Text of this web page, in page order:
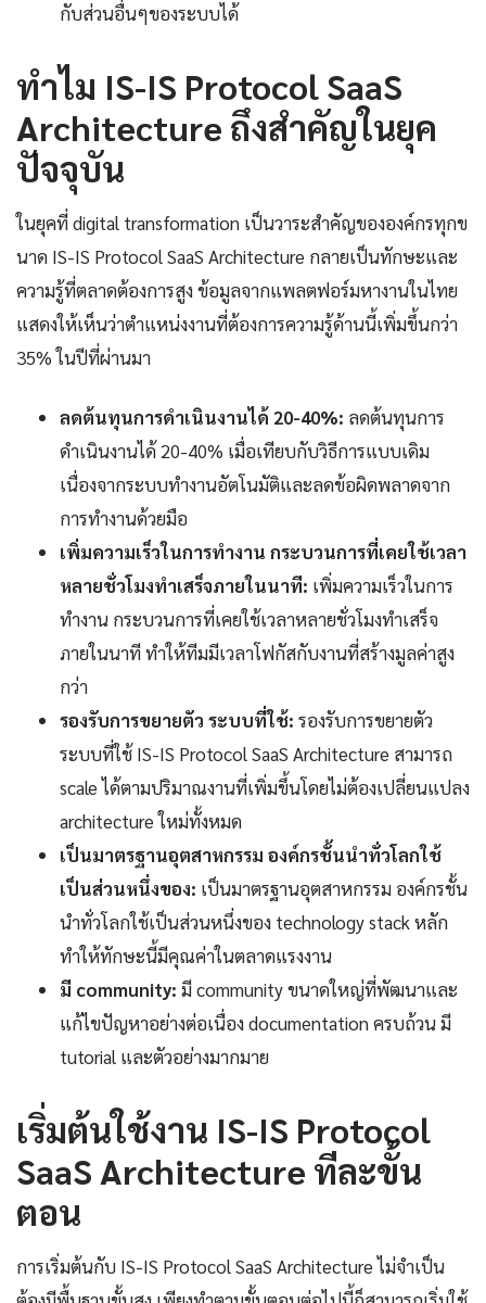
กับส่วนอื่นๆของระบบได้
ทำไม IS-IS Protocol SaaS
Architecture ถึงสำคัญในยุค
ปัจจุบัน
ในยุคที่ digital transformation เป็นวาระสำคัญขององค์กรทุกข
นาด IS-IS Protocol SaaS Architecture กลายเป็นทักษะและ
ความรู้ที่ตลาดต้องการสูง ข้อมูลจากแพลตฟอร์มหางานในไทย
แสดงให้เห็นว่าตำแหน่งงานที่ต้องการความรู้ด้านนี้เพิ่มขึ้นกว่า
35% ในปีที่ผ่านมา
ลดต้นทุนการดำเนินงานได้ 20-40%: ลดต้นทุนการ
ดำเนินงานได้ 20-40% เมื่อเทียบกับวิธีการแบบเดิม
เนื่องจากระบบทำงานอัตโนมัติและลดข้อผิดพลาดจาก
การทำงานด้วยมือ
เพิ่มความเร็วในการทำงาน กระบวนการที่เคยใช้เวลา
หลายชั่วโมงทำเสร็จภายในนาที: เพิ่มความเร็วในการ
ทำงาน กระบวนการที่เคยใช้เวลาหลายชั่วโมงทำเสร็จ
ภายในนาที ทำให้ทีมมีเวลาโฟกัสกับงานที่สร้างมูลค่าสูง
กว่า
รองรับการขยายตัว ระบบที่ใช้: รองรับการขยายตัว
ระบบที่ใช้ IS-IS Protocol SaaS Architecture สามารถ
scale ได้ตามปริมาณงานที่เพิ่มขึ้นโดยไม่ต้องเปลี่ยนแปลง
architecture ใหม่ทั้งหมด
เป็นมาตรฐานอุตสาหกรรม องค์กรชั้นนำทั่วโลกใช้
เป็นส่วนหนึ่งของ: เป็นมาตรฐานอุตสาหกรรม องค์กรชั้น
นำทั่วโลกใช้เป็นส่วนหนึ่งของ technology stack หลัก
ทำให้ทักษะนี้มีคุณค่าในตลาดแรงงาน
มี community: มี community ขนาดใหญ่ที่พัฒนาและ
แก้ไขปัญหาอย่างต่อเนื่อง documentation ครบถ้วน มี
tutorial และตัวอย่างมากมาย
เริ่มต้นใช้งาน IS-IS Protocol
SaaS Architecture ทีละขั้น
ตอน
การเริ่มต้นกับ IS-IS Protocol SaaS Architecture ไม่จำเป็น